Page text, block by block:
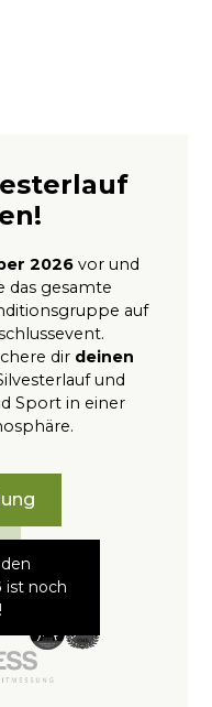
2026 vor und
das gesamte
auf
dir deinen
und
Sport in einer
ist noch